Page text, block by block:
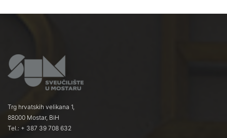
Trg hrvatskih velikana 1,
88000 Mostar, BiH
Tel.: + 387 39 708 632